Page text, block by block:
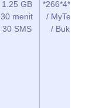
1.25 GB
30 menit
30 SMS
/
/